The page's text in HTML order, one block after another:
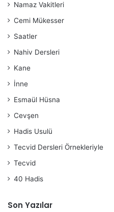
Namaz Vakitleri
Cemi Mükesser
Saatler
Nahiv Dersleri
Kane
İnne
Esmaül Hüsna
Cevşen
Hadis Usulü
Tecvid Dersleri Örnekleriyle
Tecvid
40 Hadis
Son Yazılar